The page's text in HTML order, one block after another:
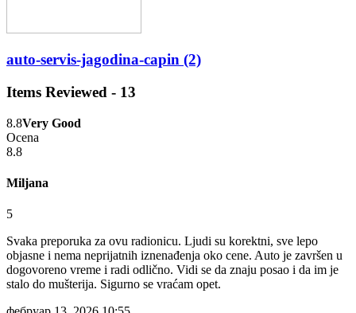
auto-servis-jagodina-capin (2)
Items Reviewed - 13
8.8Very Good
Ocena
8.8
Miljana
5
Svaka preporuka za ovu radionicu. Ljudi su korektni, sve lepo
objasne i nema neprijatnih iznenađenja oko cene. Auto je završen u
dogovoreno vreme i radi odlično. Vidi se da znaju posao i da im je
stalo do mušterija. Sigurno se vraćam opet.